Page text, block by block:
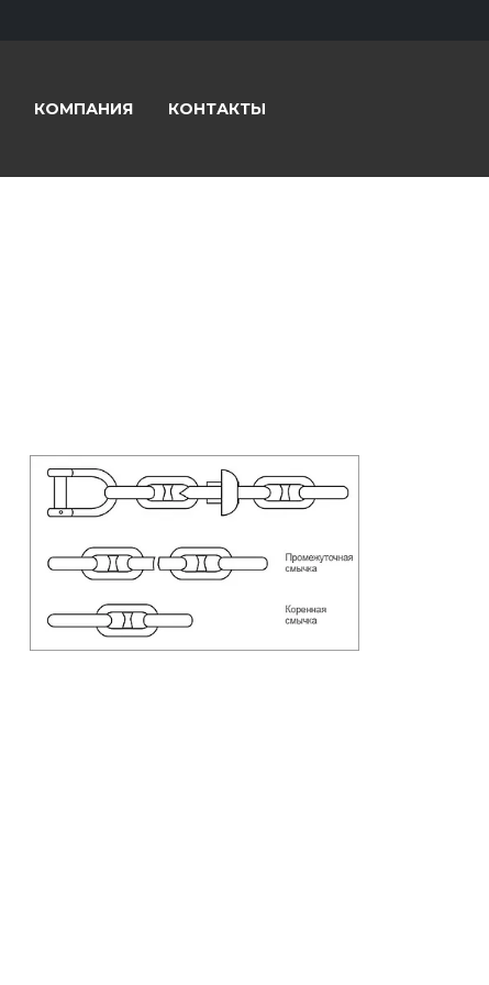
КОМПАНИЯ КОНТАКТЫ